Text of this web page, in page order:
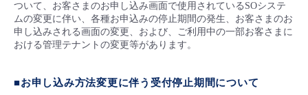
管理機能
すべてのメニューを見る
サポート
IoT
- 新規お申し込み方法
- データと分析
- IoT
- マルチクラウド利用
故障/メンテナンス履歴
パートナー
販売パートナー向けプログラム
協業パートナー
トレーニング/操作動画
脱炭素化
ついて、お客さまのお申し込み画面で使用されているSOシステ
ムの変更に伴い、各種お申込みの停止期間の発生、お客さまのお
申し込みされる画面の変更、および、ご利用中の一部お客さまに
おける管理テナントの変更等があります。
■お申し込み方法変更に伴う受付停止期間について